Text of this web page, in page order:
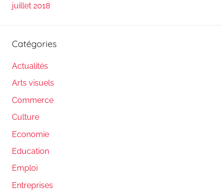
juillet 2018
Catégories
Actualités
Arts visuels
Commerce
Culture
Economie
Education
Emploi
Entreprises